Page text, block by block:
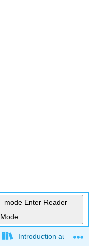
Enter Reader
Mode
Introduction au